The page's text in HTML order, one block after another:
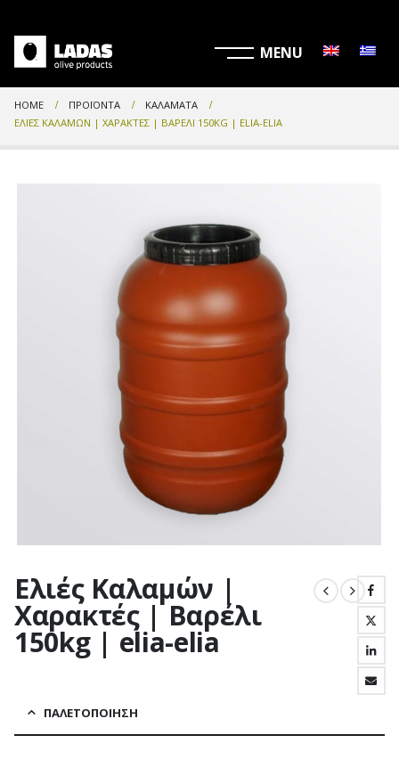
HOME ΠΡΟΪΌΝΤΑ
ΚΑΛΑΜΆΤΑ
ΕΛΙΈΣ ΚΑΛΑΜΏΝ | ΧΑΡΑΚΤΈΣ | ΒΑΡΈΛΙ 150KG | ELIA-ELIA
Ελιές Καλαμών |
Χαρακτές | Βαρέλι
150kg | elia-elia
ΠΑΛΕΤΟΠΟΊΗΣΗ